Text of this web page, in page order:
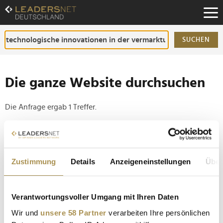
Zustimmung Details Anzeigeneinstellungen
Verantwortungsvoller Umgang mit Ihren Daten
Wir und unsere 58 Partner verarbeiten Ihre persönlichen
Zum
Inhalt
Zur
Fußzeilen-
Navigation
SUCHEN
Die ganze Website durchsuchen
Die Anfrage ergab 1 Treffer.
Tipp
Setzen Sie die gesuchten Wörter zwischen
Anführungszeichen: zb "Vorname Nachname".
Deutsche Medienriesen schmieden AdTech-Allianz
für Unabhängigkeit von US-Tech-Giganten